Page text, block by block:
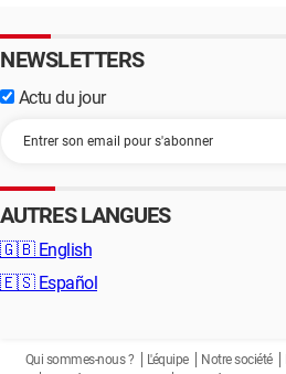
NEWSLETTERS
Actu du jour
AUTRES LANGUES
🇬🇧 English
🇪🇸 Español
Qui sommes-nous ? L'équipe Notre société